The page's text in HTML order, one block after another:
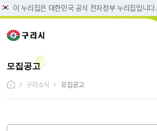
이 누리집은 대한민국 공식 전자정부 누리집입니다.
모집공고
구리소식
모집공고